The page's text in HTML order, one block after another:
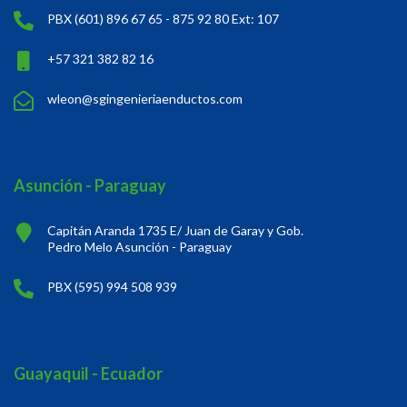
PBX (601) 896 67 65 - 875 92 80 Ext: 107
+57 321 382 82 16
wleon@sgingenieriaenductos.com
Asunción - Paraguay
Capitán Aranda 1735 E/ Juan de Garay y Gob.
Pedro Melo Asunción - Paraguay
PBX (595) 994 508 939
Guayaquil - Ecuador